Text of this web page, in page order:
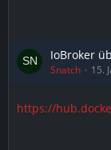
IoBroker
Snatch 15.
https://